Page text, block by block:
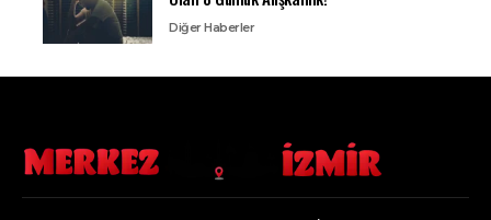
Diğer Haberler